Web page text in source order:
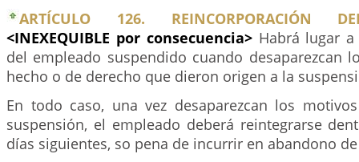
ARTÍCULO 126. REINCORPORACIÓN
<INEXEQUIBLE por consecuencia> Habrá lugar
del empleado suspendido cuando desaparezcan
hecho o de derecho que dieron origen a la
En todo caso, una vez desaparezcan los
suspensión, el empleado deberá reintegrarse
días siguientes, so pena de incurrir en abandono